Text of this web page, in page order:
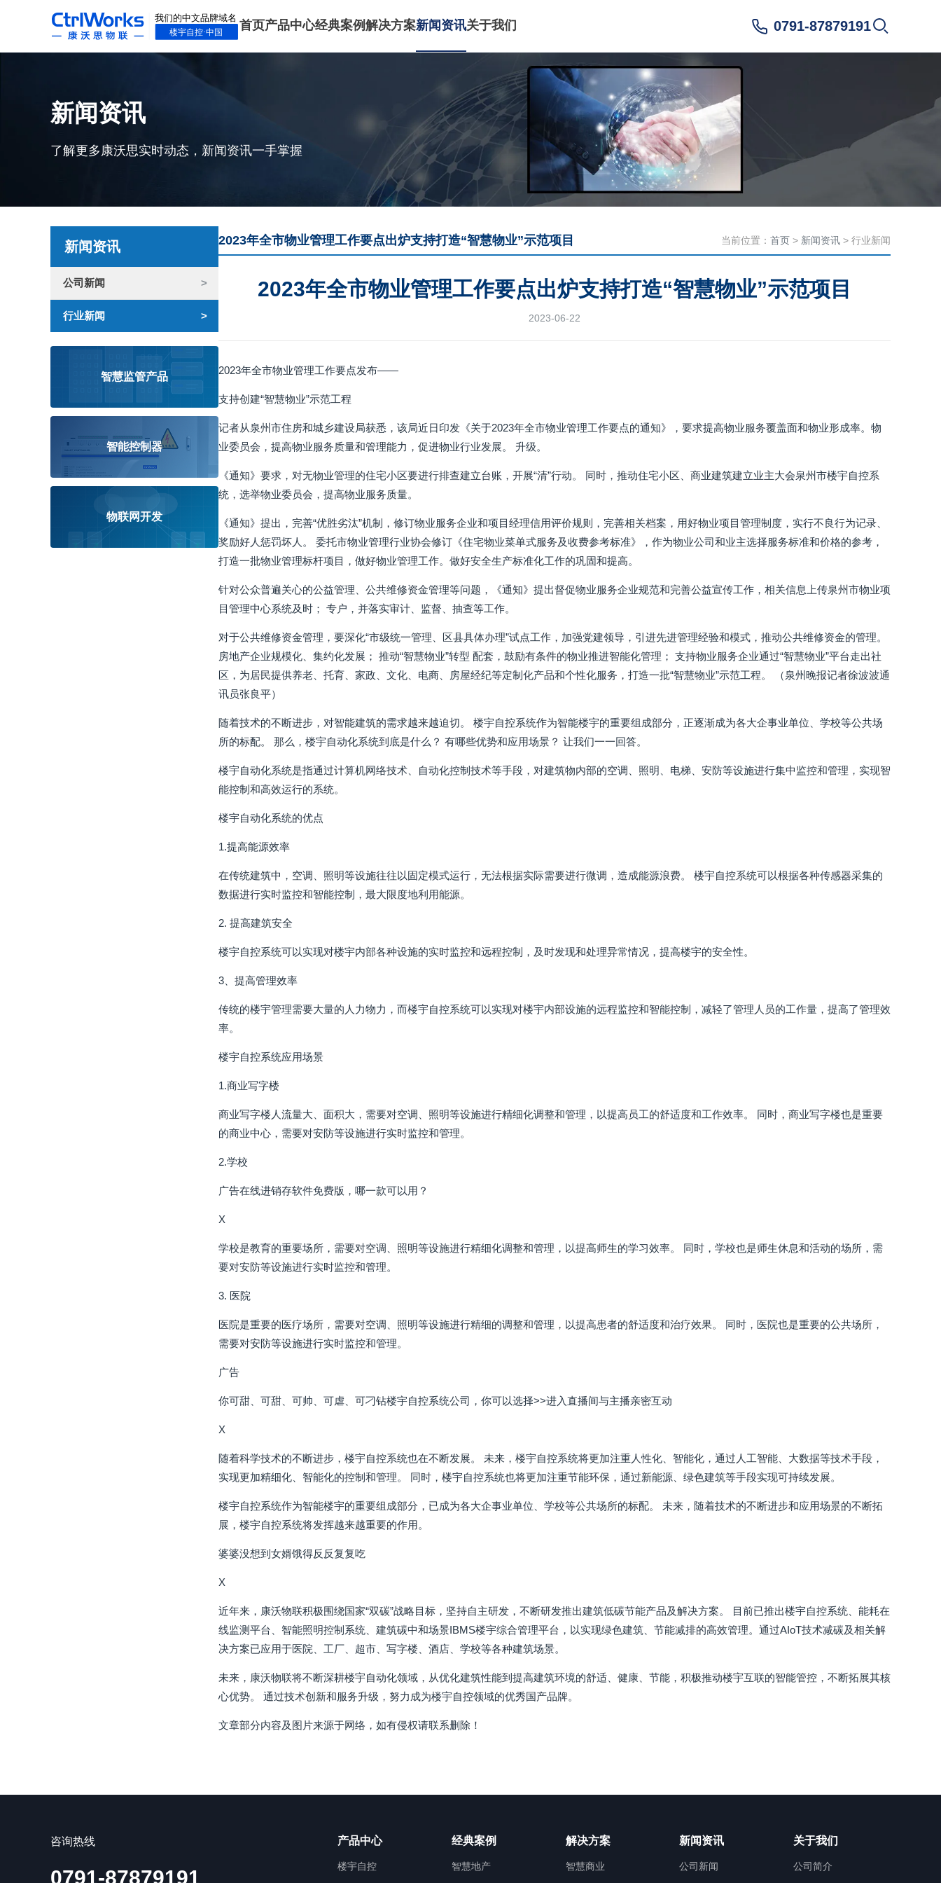
首页产品中心经典案例解决方案新闻资讯关于我们 0791-87879191
新闻资讯
了解更多康沃思实时动态，新闻资讯一手掌握
新闻资讯
公司新闻
行业新闻
智慧监管产品
智能控制器
物联网开发
2023年全市物业管理工作要点出炉支持打造“智慧物业”示范项目 当前位置： 首页 > 新闻资讯 > 行业新闻
2023年全市物业管理工作要点出炉支持打造“智慧物业”示范项目
2023-06-22
2023年全市物业管理工作要点发布——
支持创建“智慧物业”示范工程
记者从泉州市住房和城乡建设局获悉，该局近日印发《关于2023年全市物业管理工作要点的通知》，要求提高物业服务覆盖面和物业形成率。物
业委员会，提高物业服务质量和管理能力，促进物业行业发展。 升级。
《通知》要求，对无物业管理的住宅小区要进行排查建立台账，开展“清”行动。 同时，推动住宅小区、商业建筑建立业主大会泉州市楼宇自控系
统，选举物业委员会，提高物业服务质量。
《通知》提出，完善“优胜劣汰”机制，修订物业服务企业和项目经理信用评价规则，完善相关档案，用好物业项目管理制度，实行不良行为记录、
奖励好人惩罚坏人。 委托市物业管理行业协会修订《住宅物业菜单式服务及收费参考标准》，作为物业公司和业主选择服务标准和价格的参考，
打造一批物业管理标杆项目，做好物业管理工作。做好安全生产标准化工作的巩固和提高。
针对公众普遍关心的公益管理、公共维修资金管理等问题，《通知》提出督促物业服务企业规范和完善公益宣传工作，相关信息上传泉州市物业项
目管理中心系统及时； 专户，并落实审计、监督、抽查等工作。
对于公共维修资金管理，要深化“市级统一管理、区县具体办理”试点工作，加强党建领导，引进先进管理经验和模式，推动公共维修资金的管理。
房地产企业规模化、集约化发展； 推动“智慧物业”转型 配套，鼓励有条件的物业推进智能化管理； 支持物业服务企业通过“智慧物业”平台走出社
区，为居民提供养老、托育、家政、文化、电商、房屋经纪等定制化产品和个性化服务，打造一批“智慧物业”示范工程。 （泉州晚报记者徐波波通
讯员张良平）
随着技术的不断进步，对智能建筑的需求越来越迫切。 楼宇自控系统作为智能楼宇的重要组成部分，正逐渐成为各大企事业单位、学校等公共场
所的标配。 那么，楼宇自动化系统到底是什么？ 有哪些优势和应用场景？ 让我们一一回答。
楼宇自动化系统是指通过计算机网络技术、自动化控制技术等手段，对建筑物内部的空调、照明、电梯、安防等设施进行集中监控和管理，实现智
能控制和高效运行的系统。
楼宇自动化系统的优点
1.提高能源效率
在传统建筑中，空调、照明等设施往往以固定模式运行，无法根据实际需要进行微调，造成能源浪费。 楼宇自控系统可以根据各种传感器采集的
数据进行实时监控和智能控制，最大限度地利用能源。
2. 提高建筑安全
楼宇自控系统可以实现对楼宇内部各种设施的实时监控和远程控制，及时发现和处理异常情况，提高楼宇的安全性。
3、提高管理效率
传统的楼宇管理需要大量的人力物力，而楼宇自控系统可以实现对楼宇内部设施的远程监控和智能控制，减轻了管理人员的工作量，提高了管理效
率。
楼宇自控系统应用场景
1.商业写字楼
商业写字楼人流量大、面积大，需要对空调、照明等设施进行精细化调整和管理，以提高员工的舒适度和工作效率。 同时，商业写字楼也是重要
的商业中心，需要对安防等设施进行实时监控和管理。
2.学校
广告在线进销存软件免费版，哪一款可以用？
X
学校是教育的重要场所，需要对空调、照明等设施进行精细化调整和管理，以提高师生的学习效率。 同时，学校也是师生休息和活动的场所，需
要对安防等设施进行实时监控和管理。
3. 医院
医院是重要的医疗场所，需要对空调、照明等设施进行精细的调整和管理，以提高患者的舒适度和治疗效果。 同时，医院也是重要的公共场所，
需要对安防等设施进行实时监控和管理。
广告
你可甜、可甜、可帅、可虐、可刁钻楼宇自控系统公司，你可以选择>>进入直播间与主播亲密互动
X
随着科学技术的不断进步，楼宇自控系统也在不断发展。 未来，楼宇自控系统将更加注重人性化、智能化，通过人工智能、大数据等技术手段，
实现更加精细化、智能化的控制和管理。 同时，楼宇自控系统也将更加注重节能环保，通过新能源、绿色建筑等手段实现可持续发展。
楼宇自控系统作为智能楼宇的重要组成部分，已成为各大企事业单位、学校等公共场所的标配。 未来，随着技术的不断进步和应用场景的不断拓
展，楼宇自控系统将发挥越来越重要的作用。
婆婆没想到女婿饿得反反复复吃
X
近年来，康沃物联积极围绕国家“双碳”战略目标，坚持自主研发，不断研发推出建筑低碳节能产品及解决方案。 目前已推出楼宇自控系统、能耗在
线监测平台、智能照明控制系统、建筑碳中和场景IBMS楼宇综合管理平台，以实现绿色建筑、节能减排的高效管理。通过AIoT技术减碳及相关解
决方案已应用于医院、工厂、超市、写字楼、酒店、学校等各种建筑场景。
未来，康沃物联将不断深耕楼宇自动化领域，从优化建筑性能到提高建筑环境的舒适、健康、节能，积极推动楼宇互联的智能管控，不断拓展其核
心优势。 通过技术创新和服务升级，努力成为楼宇自控领域的优秀国产品牌。
文章部分内容及图片来源于网络，如有侵权请联系删除！
咨询热线
0791-87879191
产品中心
楼宇自控
经典案例
智慧地产
解决方案
智慧商业
新闻资讯
公司新闻
关于我们
公司简介